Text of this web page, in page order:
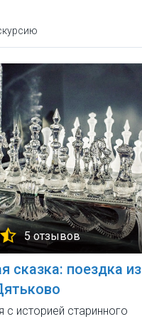
5 отзывов
сказка: поездка из
с историей старинного